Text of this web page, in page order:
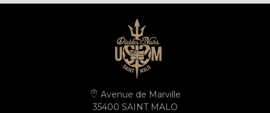
Avenue de Marville
35400 SAINT MALO